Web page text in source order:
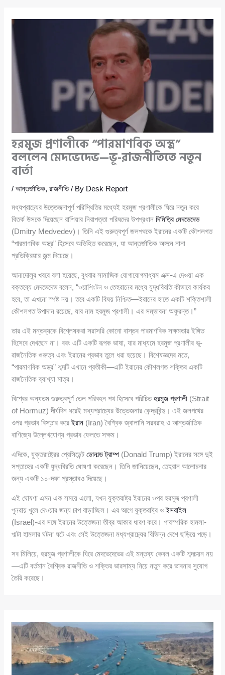
হরমুজ প্রণালীকে “পারমাণবিক অস্ত্র”
বললেন মেদভেদেভ—ভূ-রাজনীতিতে নতুন
বার্তা
/আন্তর্জাতিক,রাজনীতি/ By Desk Report
মধ্যপ্রাচ্যের উত্তেজনাপূর্ণ পরিস্থিতির মধ্যেই হরমুজ প্রণালীকে ঘিরে নতুন করে
বিতর্ক উসকে দিয়েছেন রাশিয়ার নিরাপত্তা পরিষদের উপপ্রধানদিমিত্রি মেদভেদেভ
(Dmitry Medvedev)। তিনি এই গুরুত্বপূর্ণ জলপথকে ইরানের একটি কৌশলগত
“পারমাণবিক অস্ত্র” হিসেবে অভিহিত করেছেন, যা আন্তর্জাতিক অঙ্গনে নানা
প্রতিক্রিয়ার জন্ম দিয়েছে।
আনাদোলুর খবরে বলা হয়েছে, বুধবার সামাজিক যোগাযোগমাধ্যম এক্স-এ দেওয়া এক
বক্তব্যে মেদভেদেভ বলেন, “ওয়াশিংটন ও তেহরানের মধ্যে যুদ্ধবিরতি কীভাবে কার্যকর
হবে, তা এখনো স্পষ্ট নয়। তবে একটি বিষয় নিশ্চিত—ইরানের হাতে একটি শক্তিশালী
কৌশলগত উপাদান রয়েছে, যার নাম হরমুজ প্রণালী। এর সম্ভাবনা অফুরন্ত।”
তার এই মন্তব্যকে বিশ্লেষকরা সরাসরি কোনো বাস্তব পারমাণবিক সক্ষমতার ইঙ্গিত
হিসেবে দেখছেন না। বরং এটি একটি রূপক ভাষা, যার মাধ্যমে হরমুজ প্রণালীর ভূ-
রাজনৈতিক গুরুত্ব এবং ইরানের প্রভাব তুলে ধরা হয়েছে। বিশেষজ্ঞদের মতে,
“পারমাণবিক অস্ত্র” শব্দটি এখানে প্রতীকী—এটি ইরানের কৌশলগত শক্তির একটি
রাজনৈতিক ব্যাখ্যা মাত্র।
বিশ্বের অন্যতম গুরুত্বপূর্ণ তেল পরিবহন পথ হিসেবে পরিচিতহরমুজ প্রণালী (Strait
of Hormuz) দীর্ঘদিন ধরেই মধ্যপ্রাচ্যের উত্তেজনার কেন্দ্রবিন্দু। এই জলপথের
ওপর প্রভাব বিস্তার করেইরান (Iran) বৈশ্বিক জ্বালানি সরবরাহ ও আন্তর্জাতিক
বাণিজ্যে উল্লেখযোগ্য প্রভাব ফেলতে সক্ষম।
এদিকে, যুক্তরাষ্ট্রের প্রেসিডেন্টডোনাল্ড ট্রাম্প (Donald Trump) ইরানের সঙ্গে দুই
সপ্তাহের একটি যুদ্ধবিরতি ঘোষণা করেছেন। তিনি জানিয়েছেন, তেহরান আলোচনার
জন্য একটি ১০-দফা প্রস্তাবও দিয়েছে।
এই ঘোষণা এমন এক সময়ে এলো, যখন যুক্তরাষ্ট্র ইরানের ওপর হরমুজ প্রণালী
পুনরায় খুলে দেওয়ার জন্য চাপ বাড়াচ্ছিল। এর আগে যুক্তরাষ্ট্র ওইসরাইল
(Israel)-এর সঙ্গে ইরানের উত্তেজনা তীব্র আকার ধারণ করে। পারস্পরিক হামলা-
পাল্টা হামলার ঘটনা ঘটে এবং সেই উত্তেজনা মধ্যপ্রাচ্যের বিভিন্ন দেশে ছড়িয়ে পড়ে।
সব মিলিয়ে, হরমুজ প্রণালীকে ঘিরে মেদভেদেভের এই মন্তব্য কেবল একটি শব্দচয়ন নয়
—এটি বর্তমান বৈশ্বিক রাজনীতি ও শক্তির ভারসাম্য নিয়ে নতুন করে ভাবনার সুযোগ
তৈরি করেছে।